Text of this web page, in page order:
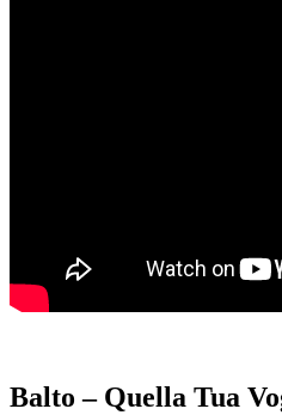
Balto – Quella Tua